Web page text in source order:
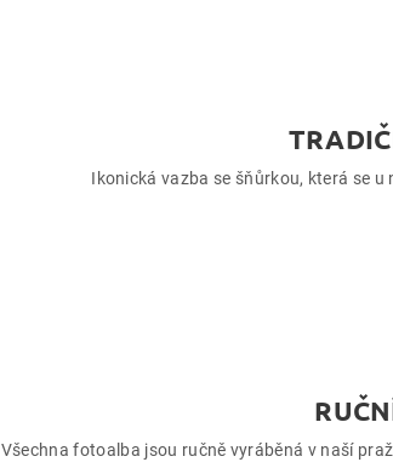
Ikonická vazba se šňůrkou, která se
Všechna fotoalba jsou ručně vyráběná v naší